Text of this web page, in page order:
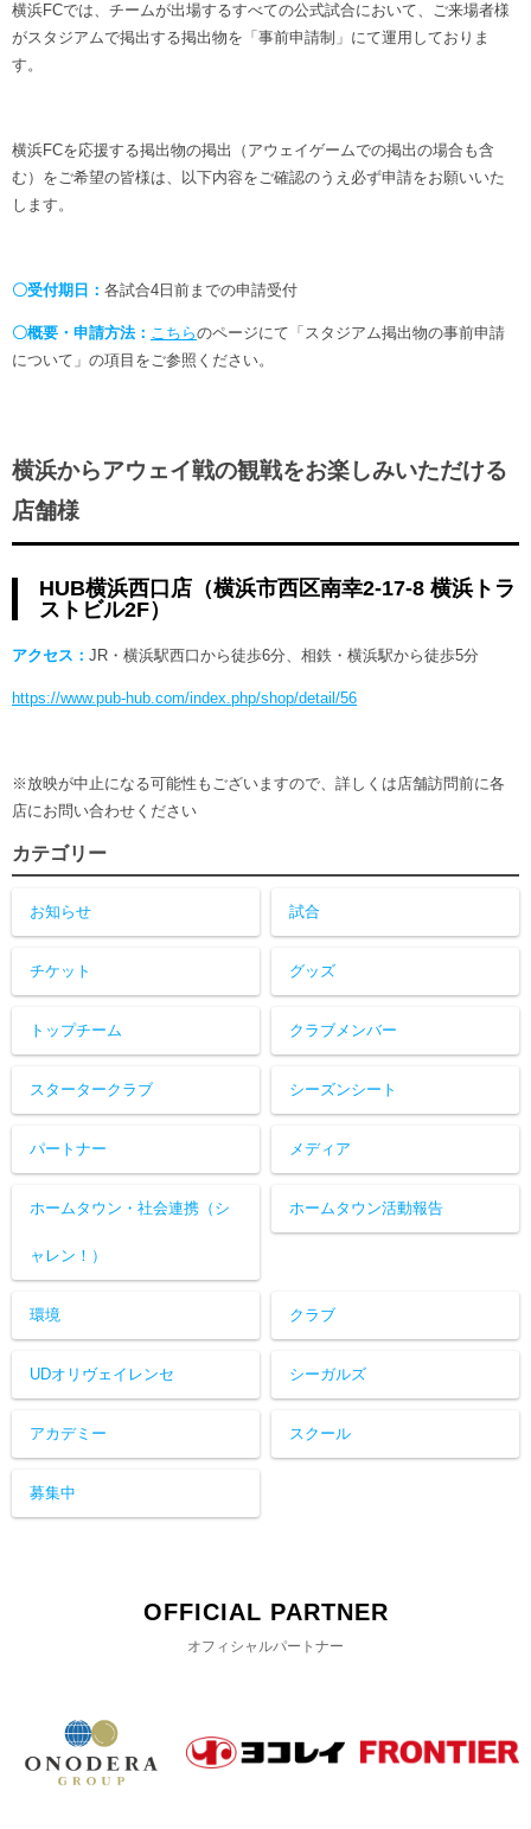
横浜FCでは、チームが出場するすべての公式試合において、ご来場者様
がスタジアムで掲出する掲出物を「事前申請制」にて運用しておりま
す。
横浜FCを応援する掲出物の掲出（アウェイゲームでの掲出の場合も含
む）をご希望の皆様は、以下内容をご確認のうえ必ず申請をお願いいた
します。
〇受付期日： 各試合4日前までの申請受付
〇概要・申請方法： こちらのページにて「スタジアム掲出物の事前申請
について」の項目をご参照ください。
横浜からアウェイ戦の観戦をお楽しみいただける
店舗様
HUB横浜西口店（横浜市西区南幸2-17-8 横浜トラ
ストビル2F）
アクセス： JR・横浜駅西口から徒歩6分、相鉄・横浜駅から徒歩5分
https://www.pub-hub.com/index.php/shop/detail/56
※放映が中止になる可能性もございますので、詳しくは店舗訪問前に各
店にお問い合わせください
カテゴリー
お知らせ 試合
チケット グッズ
トップチーム クラブメンバー
スタータークラブ シーズンシート
パートナー メディア
ホームタウン・社会連携（シ
ャレン！）
ホームタウン活動報告
環境 クラブ
UDオリヴェイレンセ シーガルズ
アカデミー スクール
募集中
OFFICIAL PARTNER
オフィシャルパートナー